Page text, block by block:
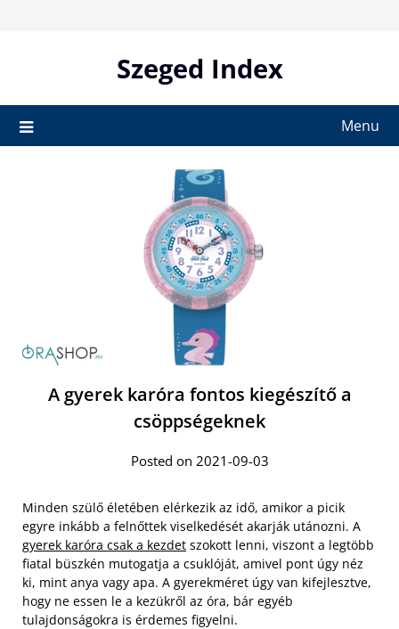
Szeged Index
Menu
A gyerek karóra fontos kiegészítő a
csöppségeknek
Posted on 2021-09-03
Minden szülő életében elérkezik az idő, amikor a picik
egyre inkább a felnőttek viselkedését akarják utánozni. A
gyerek karóra csak a kezdet szokott lenni, viszont a legtöbb
fiatal büszkén mutogatja a csuklóját, amivel pont úgy néz
ki, mint anya vagy apa. A gyerekméret úgy van kifejlesztve,
hogy ne essen le a kezükről az óra, bár egyéb
tulajdonságokra is érdemes figyelni.